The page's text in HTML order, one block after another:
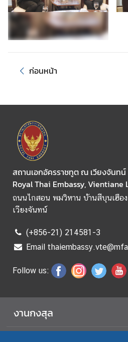
ก
า
ร
เ
ล
ะ
ล
ง
ป
ร
ะ
ช
ม
ติ
อ
ช
อ
ก่อนหน้า
สถานเอกอัครราชทูต ณ เวียงจันทน์
Royal Thai Embassy, Vientiane
ถนนไกสอน พมวิหาน บ้านสีบุนเฮือ
เวียงจันทน์
(+856-21) 214581-3
Email
Follow us:
งานกงสุล